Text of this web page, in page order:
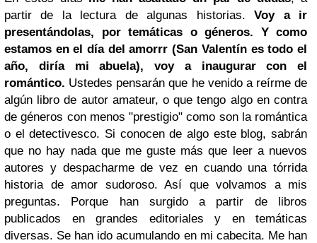
partir de la lectura de algunas historias.Voy a ir
presentándolas, por temáticas o géneros.
Y como
estamos en el día del amorrr (San Valentín es todo el
año, diría mi abuela), voy a inaugurar con el
romántico. Ustedes pensarán que he venido a reírme de
algún libro de autor amateur, o que tengo algo en contra
de géneros con menos "prestigio" como son la romántica
o el detectivesco. Si conocen de algo este blog, sabrán
que no hay nada que me guste más que leer a nuevos
autores y despacharme de vez en cuando una tórrida
historia de amor sudoroso. Así que volvamos a mis
preguntas. Porque han surgido a partir de libros
publicados en grandes editoriales y en temáticas
diversas. Se han ido acumulando en mi cabecita. Me han